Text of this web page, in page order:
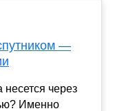
—
несется через
Именно